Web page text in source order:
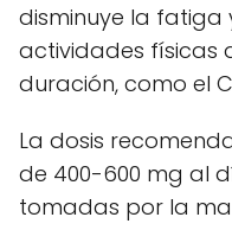
disminuye la fatiga
actividades físicas
duración, como el
La dosis
de 400-600 mg al
tomadas por la